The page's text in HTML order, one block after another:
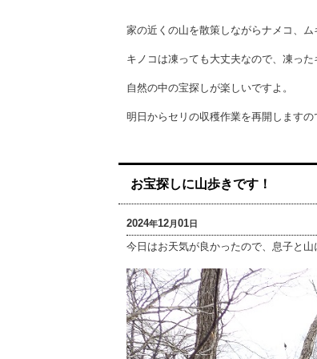
家の近くの山を散策しながらナメコ、ム
キノコは凍っても大丈夫なので、凍った
自然の中の宝探しが楽しいですよ。
明日からセリの収穫作業を再開します
お宝探しに山歩きです！
2024年12月01日
今日はお天気が良かったので、息子と山